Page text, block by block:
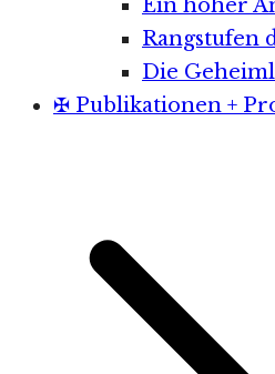
Ein hoher
Rangstufen
Die
✠ Publikationen +